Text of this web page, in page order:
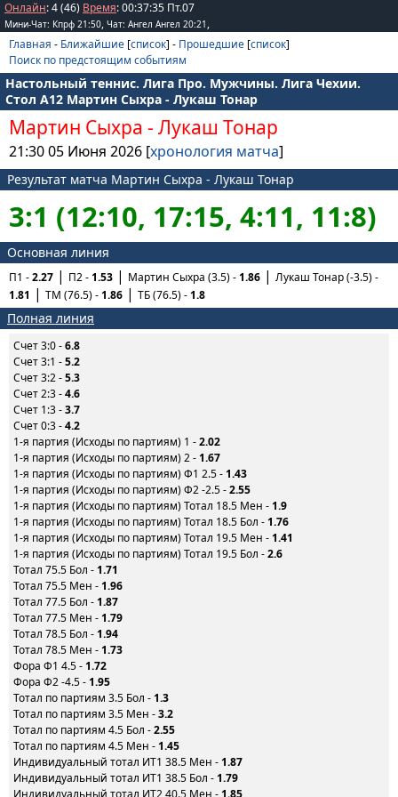
Онлайн: 4 (46) Время:00:37:35 Пт.07
Мини-Чат: Кпрф 21:50, Чат: Ангел Ангел 20:21 ,
Главная - Ближайшие [список] - Прошедшие [список]
Поиск по предстоящим событиям
Настольный теннис. Лига Про. Мужчины. Лига Чехии.
Стол А12 Мартин Сыхра - Лукаш Тонар
Мартин Сыхра - Лукаш Тонар
21:30 05 Июня 2026 [хронология матча]
Результат матча Мартин Сыхра - Лукаш Тонар
3:1 (12:10, 17:15, 4:11, 11:8)
Основная линия
П1 -2.27 П2 -1.53 Мартин Сыхра (3.5) -1.86
Лукаш Тонар (-3.5) -
1.81
ТМ (76.5) -1.86 ТБ (76.5) -1.8
Полная линия
Счет 3:0 -6.8
Счет 3:1 -5.2
Счет 3:2 -5.3
Счет 2:3 -4.6
Счет 1:3 -3.7
Счет 0:3 -4.2
1-я партия (Исходы по партиям) 1 -2.02
1-я партия (Исходы по партиям) 2 - 1.67
1-я партия (Исходы по партиям) Ф1 2.5 - 1.43
1-я партия (Исходы по партиям) Ф2 -2.5 -2.55
1-я партия (Исходы по партиям) Тотал 18.5 Мен - 1.9
1-я партия (Исходы по партиям) Тотал 18.5 Бол - 1.76
1-я партия (Исходы по партиям) Тотал 19.5 Мен - 1.41
1-я партия (Исходы по партиям) Тотал 19.5 Бол -2.6
Тотал 75.5 Бол - 1.71
Тотал 75.5 Мен - 1.96
Тотал 77.5 Бол - 1.87
Тотал 77.5 Мен - 1.79
Тотал 78.5 Бол - 1.94
Тотал 78.5 Мен - 1.73
Фора Ф1 4.5 - 1.72
Фора Ф2 -4.5 - 1.95
Тотал по партиям 3.5 Бол - 1.3
Тотал по партиям 3.5 Мен -3.2
Тотал по партиям 4.5 Бол -2.55
Тотал по партиям 4.5 Мен - 1.45
Индивидуальный тотал ИТ1 38.5 Мен - 1.87
Индивидуальный тотал ИТ1 38.5 Бол - 1.79
Индивидуальный тотал ИТ2 40.5 Мен - 1.85